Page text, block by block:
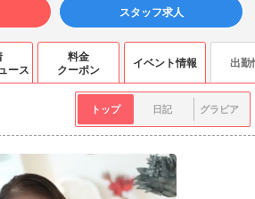
スタッフ求人
ース
料金
クーポン
イベント情報 出勤
トップ 日記 グラビア